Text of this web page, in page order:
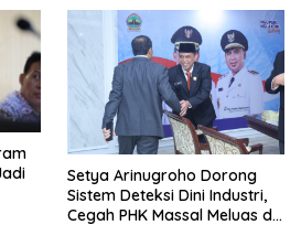
Setya Arinugroho Dorong
Sistem Deteksi Dini Industri,
Cegah PHK Massal Meluas di